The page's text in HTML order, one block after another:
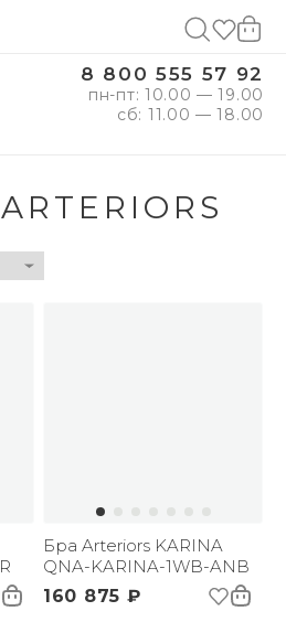
8 800 555 57 92
пн-пт: 10.00 — 19.00
сб: 11.00 — 18.00
Бра Arteriors KARINA
QNA-KARINA-1WB-ANB
160 875 ₽